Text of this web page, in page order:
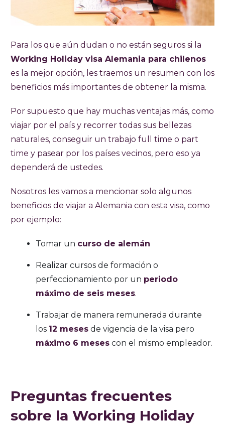
Para los que aún dudan o no están seguros si la
Working Holiday visa Alemania para chilenos
es la mejor opción, les traemos un resumen con los
beneficios más importantes de obtener la misma.
Por supuesto que hay muchas ventajas más, como
viajar por el país y recorrer todas sus bellezas
naturales, conseguir un trabajo full time o part
time y pasear por los países vecinos, pero eso ya
dependerá de ustedes.
Nosotros les vamos a mencionar solo algunos
beneficios de viajar a Alemania con esta visa, como
por ejemplo:
Tomar un curso de alemán
Realizar cursos de formación o
perfeccionamiento por un periodo
máximo de seis meses.
Trabajar de manera remunerada durante
los 12 meses de vigencia de la visa pero
máximo 6 meses con el mismo empleador.
Preguntas frecuentes
sobre la Working Holiday